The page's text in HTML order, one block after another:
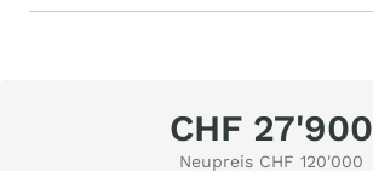
CHF 27'900
Neupreis CHF 120'000